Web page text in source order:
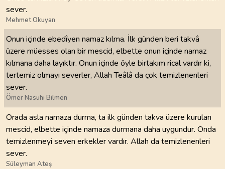
sever.
Mehmet Okuyan
Onun içinde ebedîyen namaz kılma. İlk günden beri takvâ
üzere müesses olan bir mescid, elbette onun içinde namaz
kılmana daha layıktır. Onun içinde öyle birtakım rical vardır ki,
tertemiz olmayı severler, Allah Teâlâ da çok temizlenenleri
sever.
Ömer Nasuhi Bilmen
Orada asla namaza durma, ta ilk günden takva üzere kurulan
mescid, elbette içinde namaza durmana daha uygundur. Onda
temizlenmeyi seven erkekler vardır. Allah da temizlenenleri
sever.
Süleyman Ateş